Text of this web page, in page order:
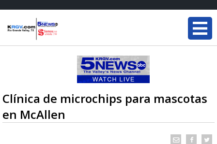
Clínica de microchips para mascotas
en McAllen